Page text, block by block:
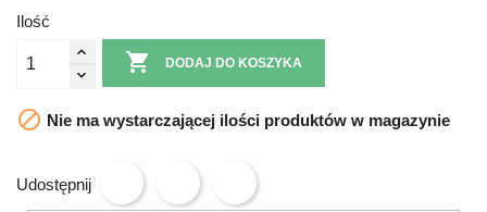
Ilość
 DODAJ DO KOSZYKA
 Nie ma wystarczającej ilości produktów w magazynie
Udostępnij